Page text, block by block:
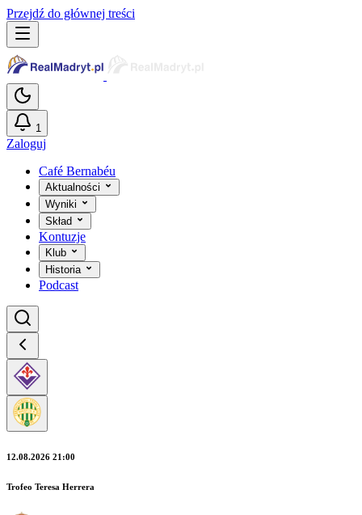
Przejdź do głównej treści
1
Zaloguj
Café Bernabéu
Aktualności
Wyniki
Skład
Kontuzje
Klub
Historia
Podcast
12.08.2026 21:00
Trofeo Teresa Herrera